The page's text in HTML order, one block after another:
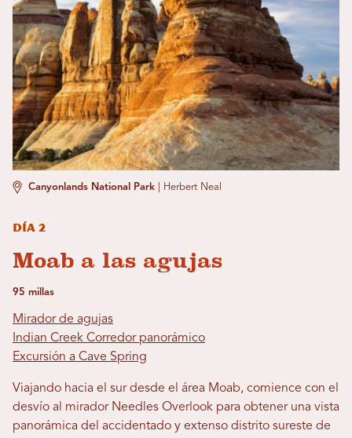
Canyonlands National Park Herbert Neal
Día 2
Moab a las agujas
95 millas
Mirador de agujas
Indian Creek Corredor panorámico
Excursión a Cave Spring
Viajando hacia el sur desde el área Moab, comience con el
desvío al mirador Needles Overlook para obtener una vista
panorámica del accidentado y extenso distrito sureste de